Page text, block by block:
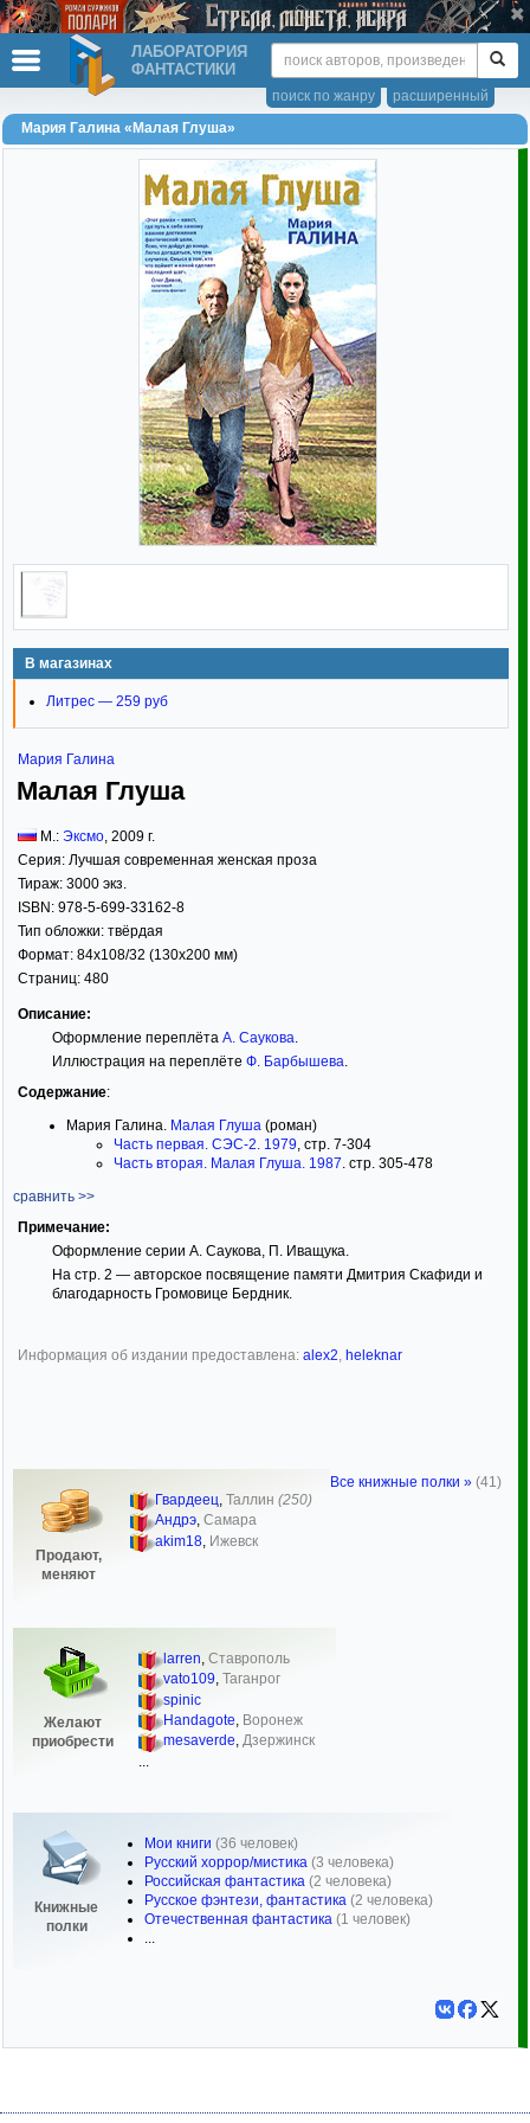
ЛАБОРАТОРИЯ
ФАНТАСТИКИ
расширенный
поиск по жанру
Мария Галина «Малая Глуша»
В магазинах
Литрес — 259 руб
Мария Галина
Малая Глуша
М.: Эксмо 2009 г.
Серия: Лучшая современная женская проза
Тираж: 3000 экз.
ISBN: 978-5-699-33162-8
Тип обложки: твёрдая
Формат: 84x108/32 (130x200 мм)
Страниц: 480
Описание:
Оформление переплёта А. Саукова
Иллюстрация на переплёте Ф. Барбышева
Содержание:
Мария Галина. Малая Глуша (роман)
Часть первая. СЭС-2. 1979 , стр. 7-304
Часть вторая. Малая Глуша. 1987 . стр. 305-478
сравнить >>
Примечание:
Оформление серии А. Саукова, П. Иващука.
На стр. 2 — авторское посвящение памяти Дмитрия Скафиди и
благодарность Громовице Бердник.
Информация об издании предоставлена: alex2 heleknar
Продают,
меняют
Гвардеец, Таллин (250)
Андрэ, Самара
akim18 Ижевск
Желают
приобрести
larren, Ставрополь
vato109, Таганрог
spinic
Handagote, Воронеж
mesaverde, Дзержинск
Книжные
полки
Мои книги (36 человек)
Русский хоррор/мистика (3 человека)
Российская фантастика (2 человека)
Русское фэнтези, фантастика (2 человека)
Отечественная фантастика (1 человек)
...
Все книжные полки » (41)